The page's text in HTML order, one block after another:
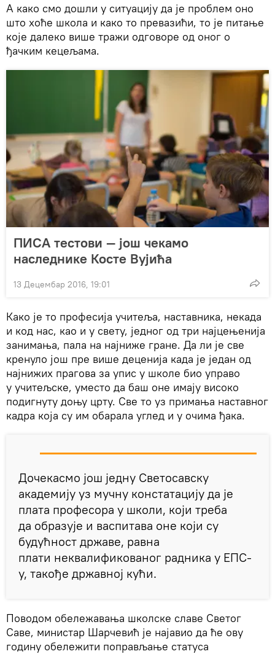
А како смо дошли у ситуацију да је проблем оно
што хоће школа и како то превазићи, то је питање
које далеко више тражи одговоре од оног о
ђачким кецељама.
ПИСА тестови — још чекамо
наследнике Косте Вујића
13 Децембар 2016, 19:01
Како је то професија учитеља, наставника, некада
и код нас, као и у свету, једног од три најцењенија
занимања, пала на најниже гране. Да ли је све
кренуло још пре више деценија када је један од
најнижих прагова за упис у школе био управо
у учитељске, уместо да баш оне имају високо
подигнуту доњу црту. Све то уз примања наставног
кадра која су им обарала углед и у очима ђака.
Дочекасмо још једну Светосавску
академију уз мучну констатацију да је
плата професора у школи, који треба
да образује и васпитава оне који су
будућност државе, равна
плати неквалификованог радника у ЕПС-
у, такође државној кући.
Поводом обележавања школске славе Светог
Саве, министар Шарчевић је најавио да ће ову
годину обележити поправљање статуса